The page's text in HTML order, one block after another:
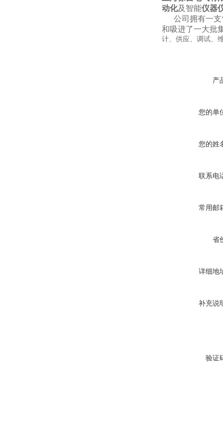
动化及智能仪器
公司拥有一支*
和吸进了一大批
计、供应、调试、
产
您的单
您的姓
联系电
常用邮
省
详细地
补充说
验证